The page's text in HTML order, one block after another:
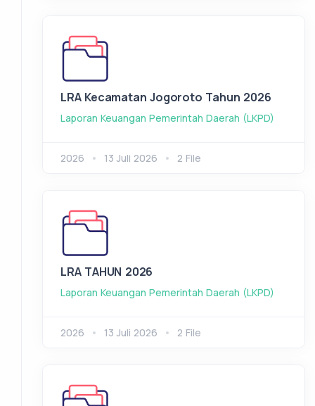
LRA Kecamatan Jogoroto Tahun 2026
Laporan Keuangan Pemerintah Daerah (LKPD)
2026 13 Juli 2026 2 File
LRA TAHUN 2026
Laporan Keuangan Pemerintah Daerah (LKPD)
2026 13 Juli 2026 2 File